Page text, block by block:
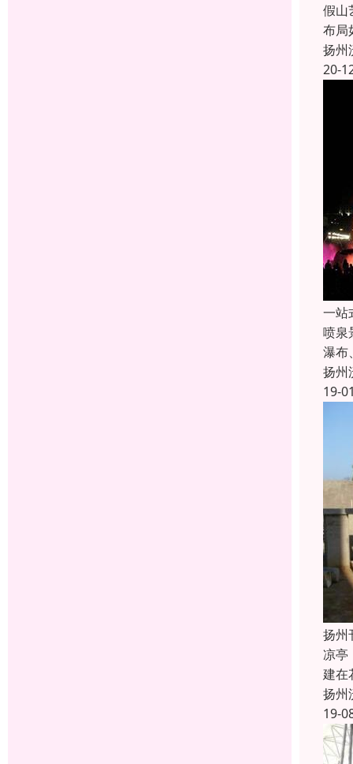
假山
布局
扬州
20-
一站
喷泉
瀑布
扬州
19-
扬州
凉亭
建在
扬州
19-